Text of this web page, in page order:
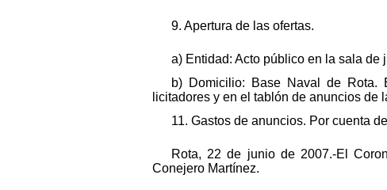
9. Apertura de las ofertas.
a) Entidad: Acto público en la sala de
b) Domicilio: Base Naval de Rota.
licitadores y en el tablón de anuncios
11. Gastos de anuncios. Por cuenta
Rota, 22 de junio de 2007.-El
Conejero Martínez.